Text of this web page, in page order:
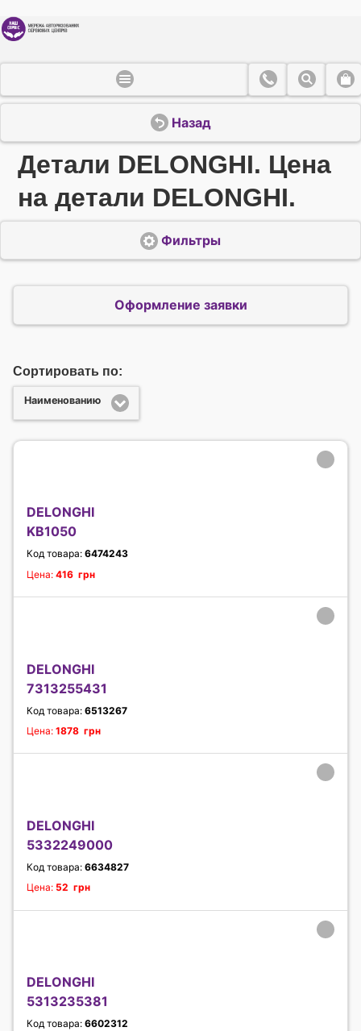
Назад
Детали DELONGHI. Цена
на детали DELONGHI.
Фильтры
Оформление заявки
Сортировать по:
Наименованию
DELONGHI
KB1050
Код товара: 6474243
Цена: 416 грн
DELONGHI
7313255431
Код товара: 6513267
Цена: 1878 грн
DELONGHI
5332249000
Код товара: 6634827
Цена: 52 грн
DELONGHI
5313235381
Код товара: 6602312